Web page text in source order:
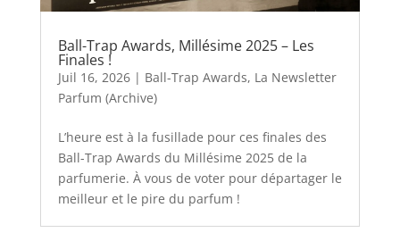
Ball-Trap Awards, Millésime 2025 – Les
Finales !
Juil 16, 2026| Ball-Trap Awards, La Newsletter
Parfum (Archive)
L’heure est à la fusillade pour ces finales des
Ball-Trap Awards du Millésime 2025 de la
parfumerie. À vous de voter pour départager le
meilleur et le pire du parfum !